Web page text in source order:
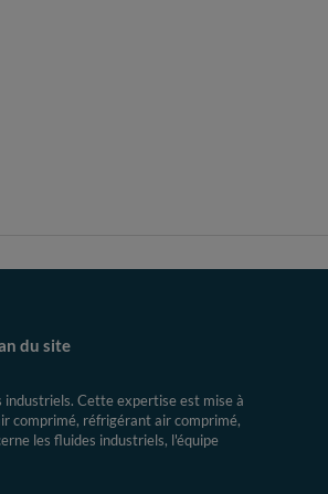
du site
industriels. Cette expertiseest mise à
comprimé, réfrigérant air comprimé,
les fluides industriels, l'équipe